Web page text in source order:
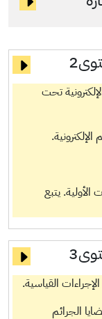
تحت
الأولية. يتبع
القياسية.
الجرائم